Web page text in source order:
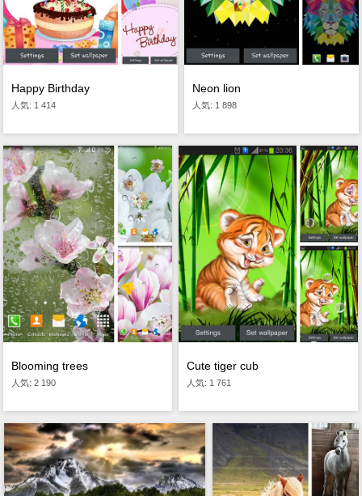
Happy Birthday
人気: 1 414
Neon lion
人気: 1 898
Blooming trees
人気: 2 190
Cute tiger cub
人気: 1 761